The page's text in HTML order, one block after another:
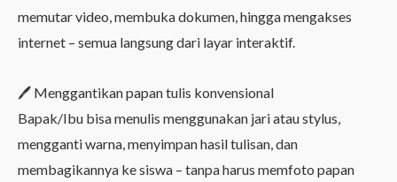
memutar video, membuka dokumen, hingga mengakses
internet – semua langsung dari layar interaktif.
🖊️ Menggantikan papan tulis konvensional
Bapak/Ibu bisa menulis menggunakan jari atau stylus,
mengganti warna, menyimpan hasil tulisan, dan
membagikannya ke siswa – tanpa harus memfoto papan